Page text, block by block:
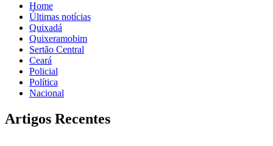
Home
Últimas notícias
Quixadá
Quixeramobim
Sertão Central
Ceará
Policial
Política
Nacional
Artigos Recentes